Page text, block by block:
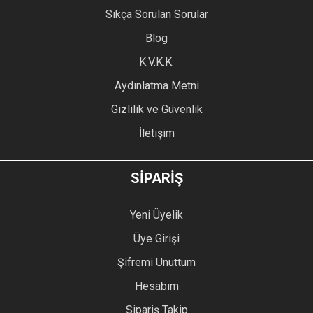
Ürün açıklamasında eksik bilgiler bulunuyor.
Ürün bilgilerinde hatalar bulunuyor.
Ürün fiyatı diğer sitelerden daha pahalı.
GÖNDER
Sıkça Sorulan Sorular
Blog
K.V.K.K.
Aydınlatma Metni
Gizlilik ve Güvenlik
İletişim
SİPARİŞ
Yeni Üyelik
Üye Girişi
Şifremi Unuttum
Hesabım
Sipariş Takip